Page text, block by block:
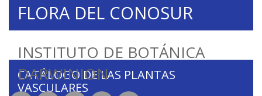
INSTITUTO DE BOTÁNICA
DARWINION
FLORA DEL CONOSUR
CATÁLOGO DE LAS PLANTAS
VASCULARES